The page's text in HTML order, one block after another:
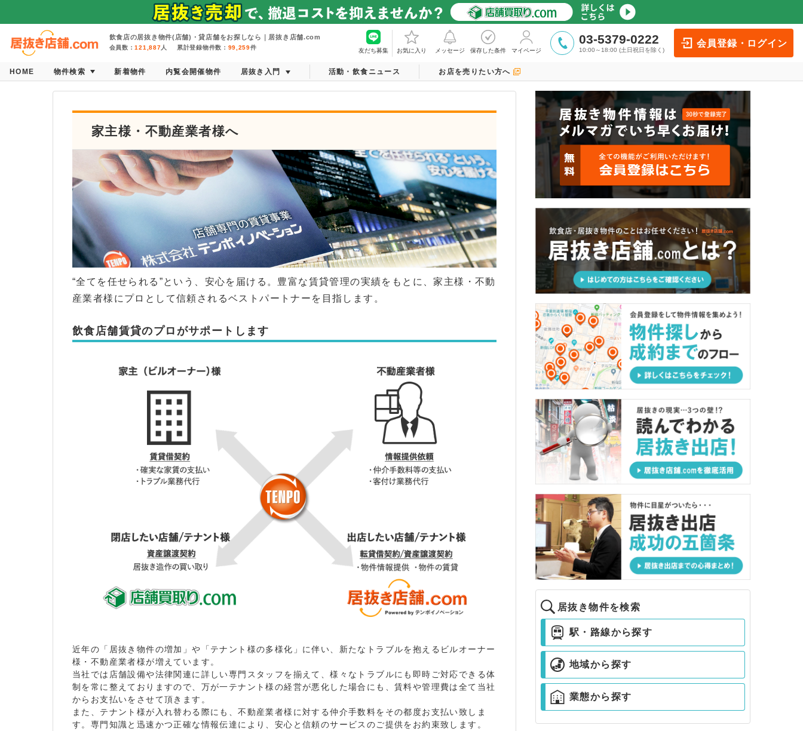
飲食店の居抜き物件(店舗)・貸店舗をお探しなら｜居抜き店舗.com
会員数：121,887人 累計登録物件数： 99,259件 友だち募集 お気に入り メッセージ 保存した条件 マイページ
03-5379-0222
10:00～18:00 (土日祝日を除く)
会員登録・ログイン
HOME 物件検索 新着物件 内覧会開催物件 居抜き入門 活動・飲食ニュース お店を売りたい方へ
家主様・不動産業者様へ
“全てを任せられる”という、安心を届ける。豊富な賃貸管理の実績をもとに、家主様・不動
産業者様にプロとして信頼されるベストパートナーを目指します。
飲食店舗賃貸のプロがサポートします
近年の「居抜き物件の増加」や「テナント様の多様化」に伴い、新たなトラブルを抱えるビルオーナー
様・不動産業者様が増えています。
当社では店舗設備や法律関連に詳しい専門スタッフを揃えて、様々なトラブルにも即時ご対応できる体
制を常に整えておりますので、万が一テナント様の経営が悪化した場合にも、賃料や管理費は全て当社
からお支払いをさせて頂きます。
また、テナント様が入れ替わる際にも、不動産業者様に対する仲介手数料をその都度お支払い致しま
す。専門知識と迅速かつ正確な情報伝達により、安心と信頼のサービスのご提供をお約束致します。
居抜き物件を検索
駅・路線から探す
地域から探す
業態から探す